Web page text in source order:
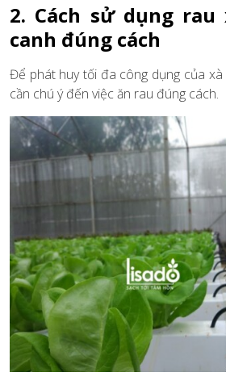
2. Cách sử dụng
canh đúng cách
Để phát huy tối đa công dụng của
cần chú ý đến việc ăn rau đúng cách.